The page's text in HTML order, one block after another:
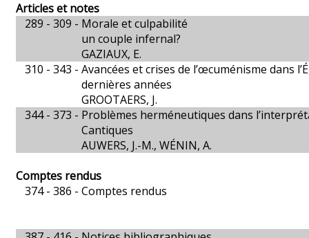
Articles et notes
289 - 309 - Morale et culpabilité
un couple infernal?
GAZIAUX, E.
310 - 343 - Avancées et crises de l’œcuménisme dans
dernières années
GROOTAERS, J.
344 - 373 - Problèmes herméneutiques dans
Cantiques
AUWERS, J.-M., WÉNIN, A.
Comptes rendus
374 - 386 - Comptes rendus